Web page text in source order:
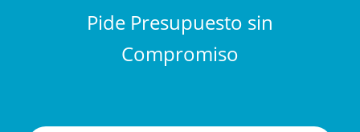
Pide Presupuesto sin
Compromiso